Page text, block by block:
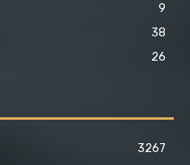
9
38
26
3267